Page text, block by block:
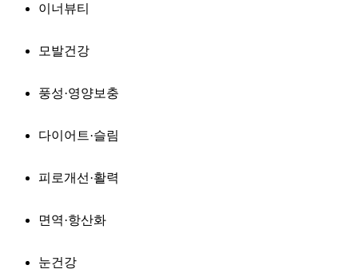
이너뷰티
모발건강
풍성·영양보충
다이어트·슬림
피로개선·활력
면역·항산화
눈건강